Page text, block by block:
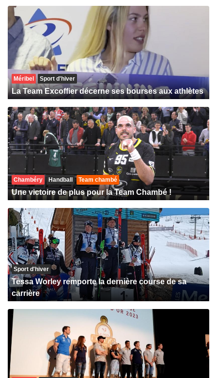
Méribel Sport d'hiver
La Team Excoffier décerne ses bourses aux athlètes
Chambéry Handball Team chambé
Une victoire de plus pour la Team Chambé !
Sport d'hiver
Tessa Worley remporte la dernière course de sa
carrière